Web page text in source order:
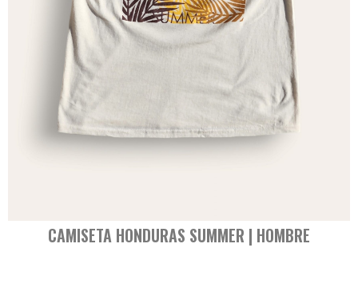
CAMISETA HONDURAS SUMMER | HOMBRE